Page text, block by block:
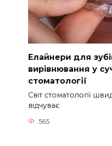
Елайнери для
вирівнювання у
стоматології
Світ стоматології
відчуває
565